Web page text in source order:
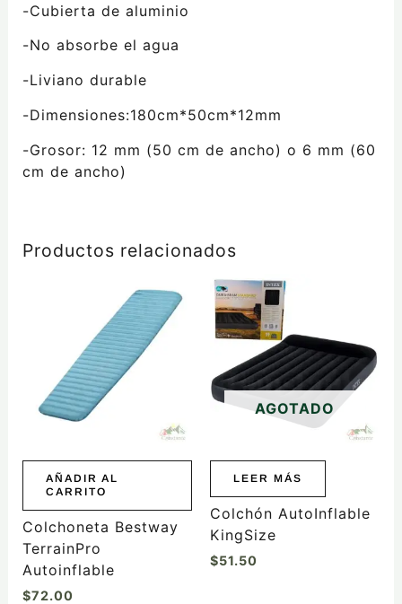
-Cubierta de aluminio
-No absorbe el agua
-Liviano durable
-Dimensiones:180cm*50cm*12mm
-Grosor: 12 mm (50 cm de ancho) o 6 mm (60
cm de ancho)
Productos relacionados
AÑADIR AL
CARRITO
Colchoneta Bestway
TerrainPro
Autoinflable
$72.00
AGOTADO
LEER MÁS
Colchón AutoInflable
KingSize
$51.50